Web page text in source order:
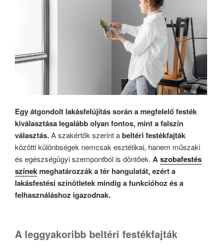
Egy átgondolt lakásfelújítás során a megfelelő festék
kiválasztása legalább olyan fontos, mint a falszín
választás.A szakértők szerint abeltéri festékfajták
közötti különbségek nemcsak esztétikai, hanem műszaki
és egészségügyi szempontból is döntőek. Aszobafestés
színek meghatározzák a tér hangulatát, ezért a
lakásfestési színötletek mindig a funkcióhoz és a
felhasználáshoz igazodnak.
A leggyakoribb beltéri festékfajták